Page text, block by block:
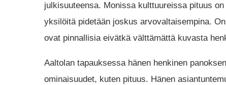
julkisuuteensa. Monissa kulttuureissa pituus
yksilöitä pidetään joskus arvovaltaisempina.
ovat pinnallisia eivätkä välttämättä kuvasta
Aaltolan tapauksessa hänen henkinen
ominaisuudet, kuten pituus. Hänen